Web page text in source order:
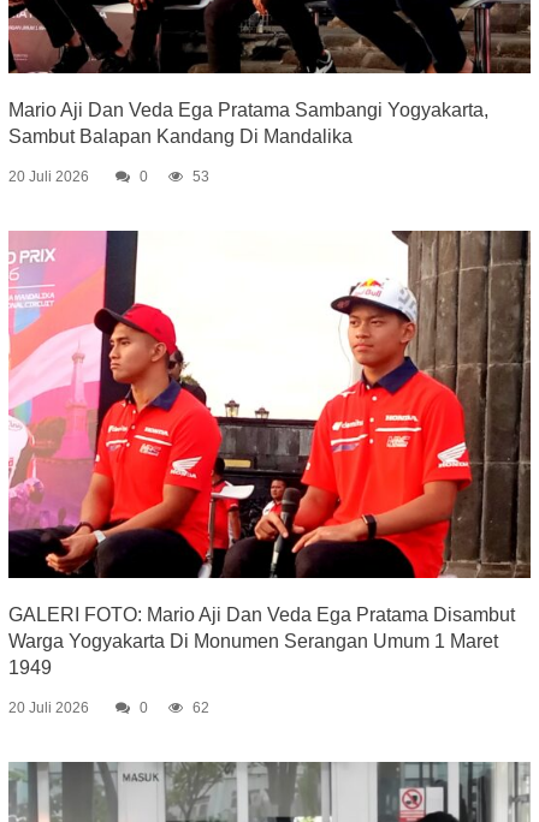
Mario Aji Dan Veda Ega Pratama Sambangi Yogyakarta,
Sambut Balapan Kandang Di Mandalika
20 Juli 2026 0 53
GALERI FOTO: Mario Aji Dan Veda Ega Pratama Disambut
Warga Yogyakarta Di Monumen Serangan Umum 1 Maret
1949
20 Juli 2026 0 62